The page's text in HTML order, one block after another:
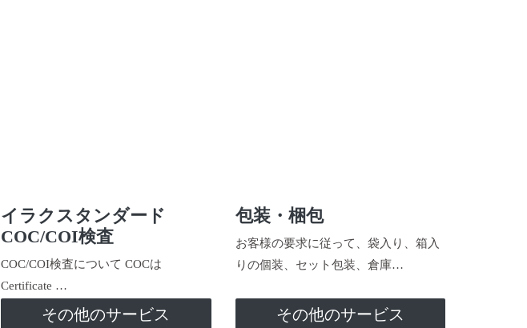
イラクスタンダード
COC/COI検査
COC/COI検査について COCは
Certificate …
その他のサービス
包装・梱包
お客様の要求に従って、袋入り、箱入
りの個装、セット包装、倉庫…
その他のサービス